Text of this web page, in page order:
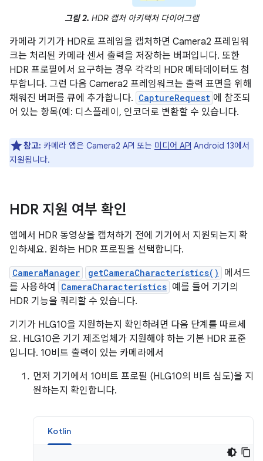
그림 2. HDR 캡처 아키텍처 다이어그램
카메라 기기가 HDR로 프레임을 캡처하면 Camera2 프레임워
크는 처리된 카메라 센서 출력을 저장하는 버퍼입니다. 또한
HDR 프로필에서 요구하는 경우 각각의 HDR 메타데이터도 첨
부합니다. 그런 다음 Camera2 프레임워크는 출력 표면을 위해
채워진 버퍼를 큐에 추가합니다. CaptureRequest 에 참조되
어 있는 항목(예: 디스플레이, 인코더로 변환할 수 있습니다.
참고: 카메라 앱은 Camera2 API 또는 미디어 API Android 13에서
지원됩니다.
HDR 지원 여부 확인
앱에서 HDR 동영상을 캡처하기 전에 기기에서 지원되는지 확
인하세요. 원하는 HDR 프로필을 선택합니다.
CameraManager getCameraCharacteristics()
메서드
를 사용하여
CameraCharacteristics 예를 들어 기기의
HDR 기능을 쿼리할 수 있습니다.
기기가 HLG10을 지원하는지 확인하려면 다음 단계를 따르세
요. HLG10은 기기 제조업체가 지원해야 하는 기본 HDR 표준
입니다. 10비트 출력이 있는 카메라에서
먼저 기기에서 10비트 프로필 (HLG10의 비트 심도)을 지
원하는지 확인합니다.
Kotlin